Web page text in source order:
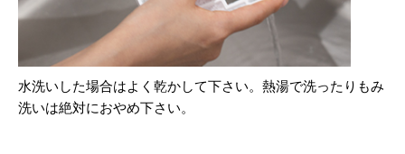
水洗いした場合はよく乾かして下さい。熱湯で洗ったりもみ
洗いは絶対におやめ下さい。